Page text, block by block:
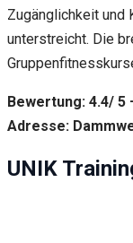
Zugänglichkeit und
unterstreicht. Die
Bewertung: 4.4/ 5
Adresse:
UNIK